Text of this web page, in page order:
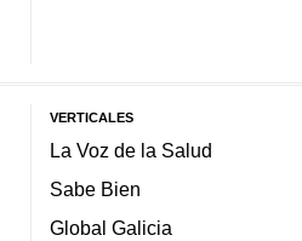
VERTICALES
La Voz de la Salud
Sabe Bien
Global Galicia